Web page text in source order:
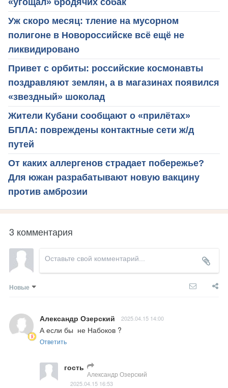
Уж скоро месяц: тление на мусорном
полигоне в Новороссийске всё ещё не
ликвидировано
Привет с орбиты: российские космонавты
поздравляют землян, а в магазинах появился
«звездный» шоколад
Жители Кубани сообщают о «прилётах»
БПЛА: повреждены контактные сети ж/д
путей
От каких аллергенов страдает побережье?
Для южан разрабатывают новую вакцину
против амброзии
3 комментария
Новые
Александр Озерский 2025.04.15 14:00
А если бы  не Набоков ?
Ответить
гость
Александр Озерский
2025.04.15 16:53